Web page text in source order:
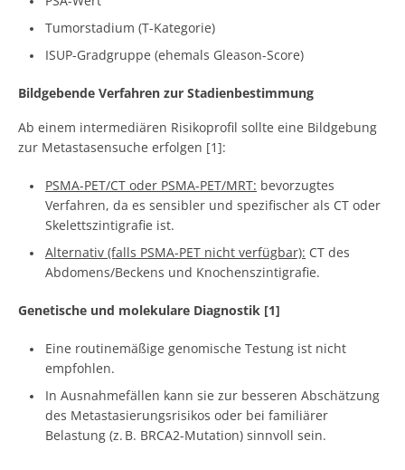
Tumorstadium (T-Kategorie)
ISUP-Gradgruppe (ehemals Gleason-Score)
Bildgebende Verfahren zur Stadienbestimmung
Ab einem intermediären Risikoprofil sollte eine Bildgebung
zur Metastasensuche erfolgen [1]:
PSMA-PET/CT oder PSMA-PET/MRT: bevorzugtes
Verfahren, da es sensibler und spezifischer als CT oder
Skelettszintigrafie ist.
Alternativ (falls PSMA-PET nicht verfügbar): CT des
Abdomens/Beckens und Knochenszintigrafie.
Genetische und molekulare Diagnostik [1]
Eine routinemäßige genomische Testung ist nicht
empfohlen.
In Ausnahmefällen kann sie zur besseren Abschätzung
des Metastasierungsrisikos oder bei familiärer
Belastung (z. B. BRCA2-Mutation) sinnvoll sein.